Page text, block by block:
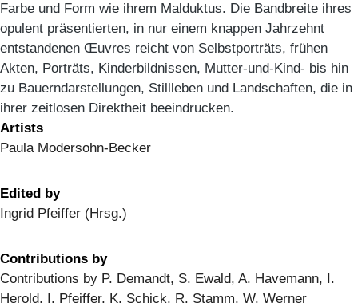
Farbe und Form wie ihrem Malduktus. Die Bandbreite ihres
opulent präsentierten, in nur einem knappen Jahrzehnt
entstandenen Œuvres reicht von Selbstporträts, frühen
Akten, Porträts, Kinderbildnissen, Mutter-und-Kind- bis hin
zu Bauerndarstellungen, Stillleben und Landschaften, die in
ihrer zeitlosen Direktheit beeindrucken.
Artists
Paula Modersohn-Becker
Edited by
Ingrid Pfeiffer (Hrsg.)
Contributions by
Contributions by P. Demandt, S. Ewald, A. Havemann, I.
Herold, I. Pfeiffer, K. Schick, R. Stamm, W. Werner